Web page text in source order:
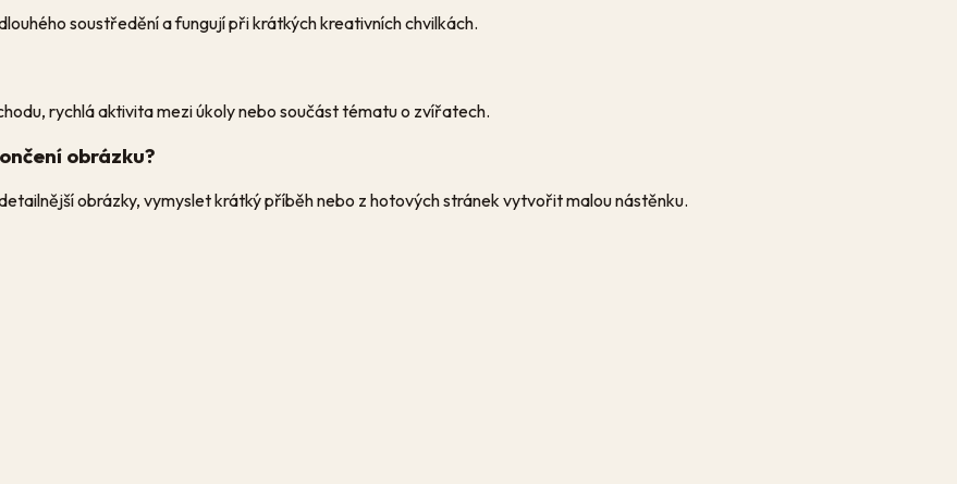
soustředění a fungují při krátkých kreativních chvilkách.
rychlá aktivita mezi úkoly nebo součást tématu o zvířatech.
obrázku?
obrázky, vymyslet krátký příběh nebo z hotových stránek vytvořit malou nástěnku.